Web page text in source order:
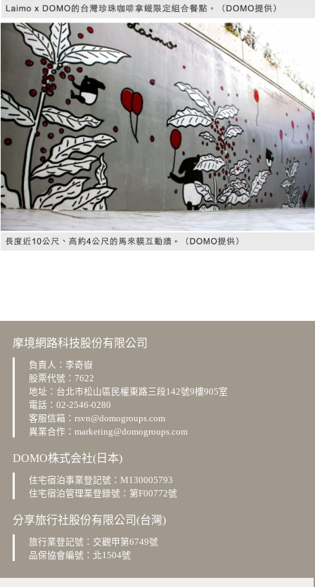
摩境網路科技股份有限公司
負責人：李奇嶽
股票代號：7622
地址：台北市松山區民權東路三段142號9樓905室
電話： 02-2546-0280
客服信箱：rsvn@domogroups.com
異業合作：marketing@domogroups.com
DOMO株式会社(日本)
住宅宿泊事業登記號：M130005793
住宅宿泊管理業登錄號：第F00772號
分享旅行社股份有限公司(台灣)
旅行業登記號：交觀甲第6749號
品保協會編號：北1504號